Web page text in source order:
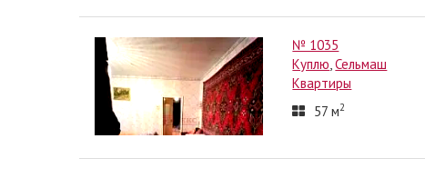
№ 1035
Куплю,Сельмаш
Квартиры
57 м2